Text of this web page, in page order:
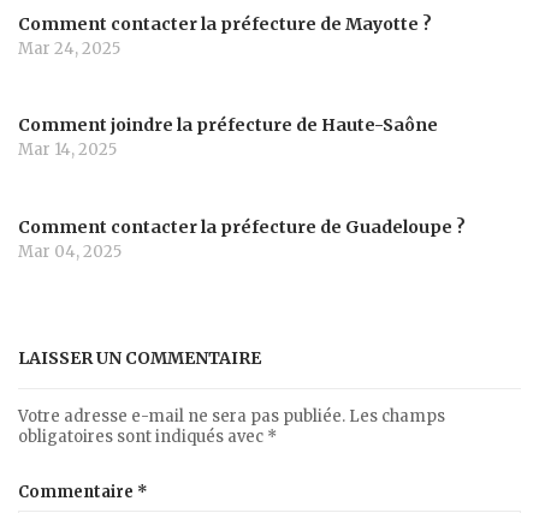
Comment contacter la préfecture de Mayotte ?
Mar 24, 2025
Comment joindre la préfecture de Haute-Saône
Mar 14, 2025
Comment contacter la préfecture de Guadeloupe ?
Mar 04, 2025
LAISSER UN COMMENTAIRE
Votre adresse e-mail ne sera pas publiée. Les champs
obligatoires sont indiqués avec *
Commentaire *